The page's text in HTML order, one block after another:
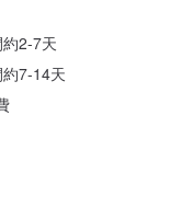
2-7天
7-14天